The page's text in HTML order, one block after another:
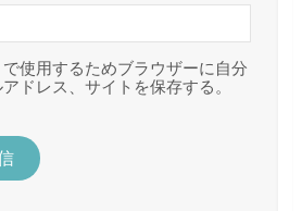
使用するためブラウザーに自分
ドレス、サイトを保存する。